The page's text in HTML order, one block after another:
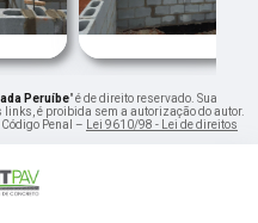
Peruíbe" é de direito reservado. Sua
é proibida sem a autorização do autor.
Penal – Lei 9610/98 - Lei de direitos